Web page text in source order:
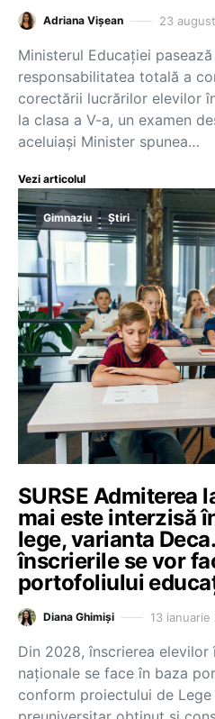
Adriana Vișean 23
Ministerul Educației
responsabilitatea totală a
corectării lucrărilor elevilor
la clasa a V-a, un examen
aceluiași Minister spunea…
Vezi articolul
Gimnaziu Știri
SURSE Admiterea
mai este interzisă
lege, varianta
înscrierile se vor
portofoliului
Diana Ghimiși 13 ianuarie
Din 2028, înscrierea
naționale se face în baza
conform proiectului de